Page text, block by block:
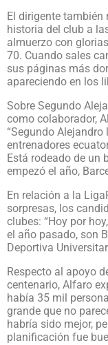
El dirigente
historia del club a
almuerzo con
70. Cuando sales
sus páginas más
apareciendo en los
Sobre Segundo
como colaborador,
“Segundo
entrenadores
Está rodeado de un
empezó el año,
En relación a la
sorpresas, los
clubes: “Hoy por
el año pasado, son
Deportiva
Respecto al apoyo
centenario, Alfaro
había 35 mil
grande que no
habría sido mejor,
planificación fue